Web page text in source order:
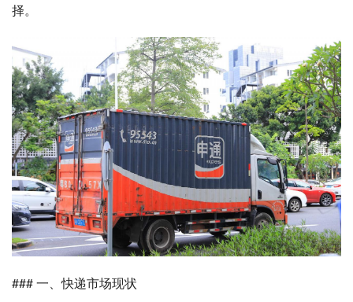
择。
### 一、快递市场现状